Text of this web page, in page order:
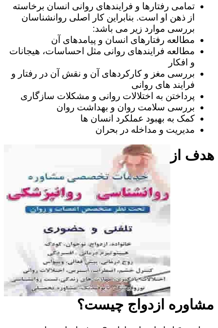
تمامی رفتارها و فرایندهای روانی انسان برخاسته
از ذهن او است. بنابراین کار اصلی روانشناسان
بررسی موارد زیر می باشد:
مطالعه رفتارهای انسان و پیامدهای آن
مطالعه فرایندهای روانی مثل احساسات، هیجانات
و افکار
بررسی مغز و کارکردهای آن و نقش آن در رفتار و
فرایند های روانی
پرداختن به اختلالات روانی و مشکلات سازگاری
بررسی سلامت روان و بهداشت روان
کمک به بهبود عملکرد انسان ها
مدیریت و مداخله در بحران
هدف از
مشاوره ازدواج چیست؟